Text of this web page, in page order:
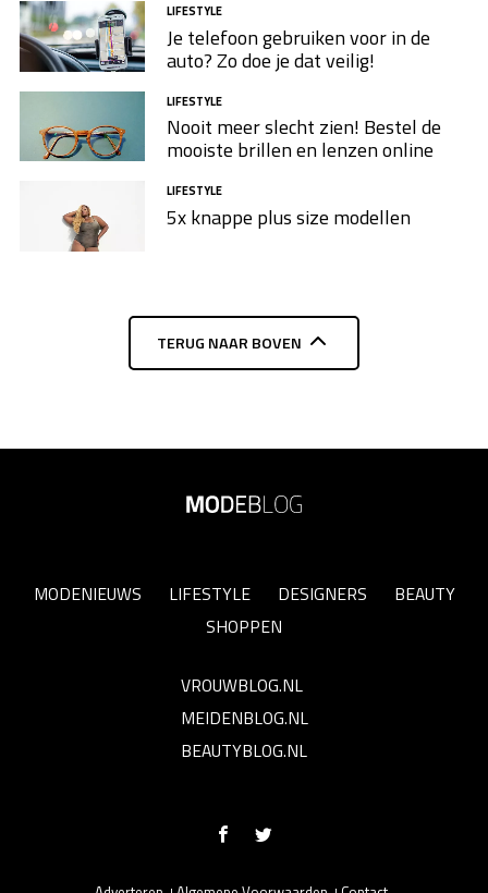
LIFESTYLE
Je telefoon gebruiken voor in de
auto? Zo doe je dat veilig!
LIFESTYLE
Nooit meer slecht zien! Bestel de
mooiste brillen en lenzen online
LIFESTYLE
5x knappe plus size modellen​
TERUG NAAR BOVEN
MODENIEUWS LIFESTYLE DESIGNERS
BEAUTY
SHOPPEN
VROUWBLOG.NL
MEIDENBLOG.NL
BEAUTYBLOG.NL